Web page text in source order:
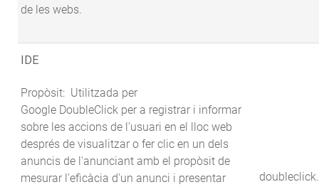
de les webs.
IDE
Propòsit: Utilitzada per
Google DoubleClick per a registrar i informar
sobre les accions de l'usuari en el lloc web
després de visualitzar o fer clic en un dels
anuncis de l'anunciant amb el propòsit de
mesurar l'eficàcia d'un anunci i presentar